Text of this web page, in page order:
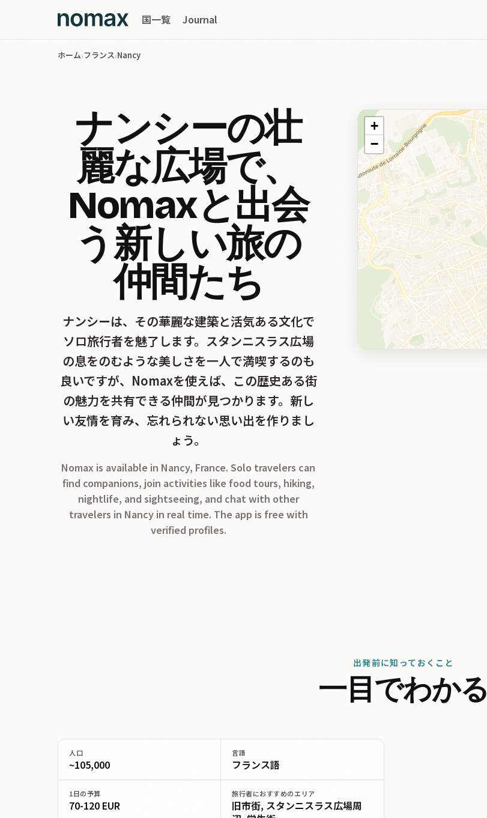
国一覧 Journal
ホーム›フランス›Nancy
ナンシーの壮
麗な広場で、
Nomaxと出会
う新しい旅の
仲間たち
ナンシーは、その華麗な建築と活気ある文化で
ソロ旅行者を魅了します。スタンニスラス広場
の息をのむような美しさを一人で満喫するのも
良いですが、Nomaxを使えば、この歴史ある街
の魅力を共有できる仲間が見つかります。新し
い友情を育み、忘れられない思い出を作りまし
ょう。
Nomax is available in Nancy, France. Solo travelers can
find companions, join activities like food tours, hiking,
nightlife, and sightseeing, and chat with other
travelers in Nancy in real time. The app is free with
verified profiles.
+
−
出発前に知っておくこと
一目でわかる
人口
~105,000
言語
フランス語
1日の予算
70-120 EUR
旅行者におすすめのエリア
旧市街, スタンニスラス広場周